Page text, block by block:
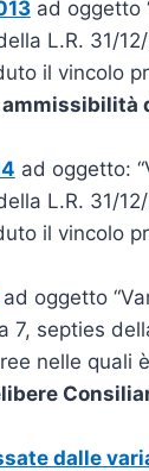
ad oggetto
L.R. 31/
il vincolo
ad oggetto:
L.R. 31/
il vincolo
oggetto
7, septies
nelle quali
dalle